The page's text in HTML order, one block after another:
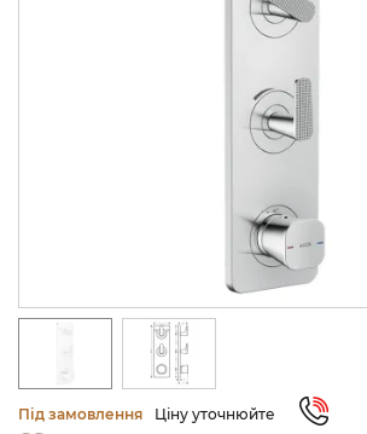
Під замовлення
Ціну уточнюйте